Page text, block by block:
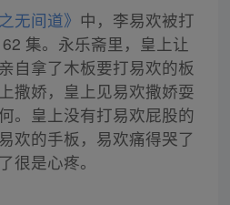
无间道》 中，李易欢被打
集。永乐斋里，皇上让
自拿了木板要打易欢的板
撒娇，皇上见易欢撒娇耍
。皇上没有打易欢屁股的
欢的手板，易欢痛得哭了
很是心疼。